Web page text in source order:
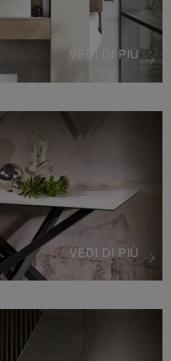
VEDI DI PIÙ
VEDI DI PIÙ